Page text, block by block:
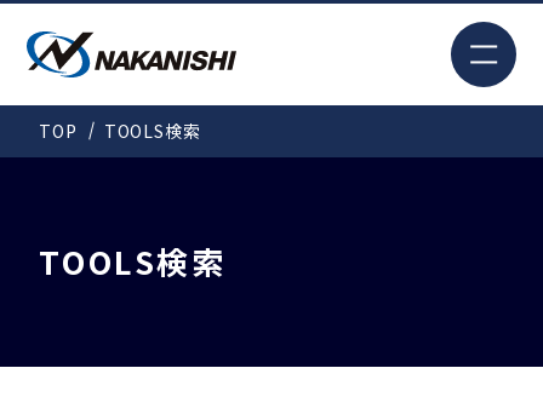
TOP TOOLS検索
TOOLS検索